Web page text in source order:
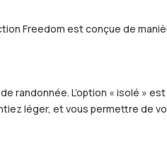
Freedom est conçue de
randonnée. L’option « isolé »
léger, et vous permettre de